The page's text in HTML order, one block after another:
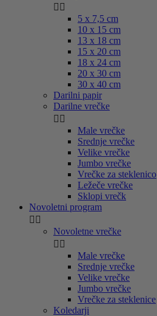
 
5 x 7,5 cm
10 x 15 cm
13 x 18 cm
15 x 20 cm
18 x 24 cm
20 x 30 cm
30 x 40 cm
Darilni papir
Darilne vrečke
 
Male vrečke
Srednje vrečke
Velike vrečke
Jumbo vrečke
Vrečke za steklenico
Ležeče vrečke
Sklopi vrečk
Novoletni program
 
Novoletne vrečke
 
Male vrečke
Srednje vrečke
Velike vrečke
Jumbo vrečke
Vrečke za steklenice
Koledarji